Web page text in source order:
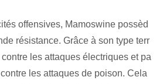
offensives, Mamoswine possèd
résistance. Grâce à son type terr
les attaques électriques et pa
les attaques de poison. Cela